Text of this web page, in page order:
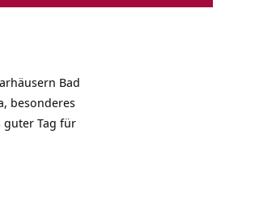
Bad
besonderes
guter Tag für